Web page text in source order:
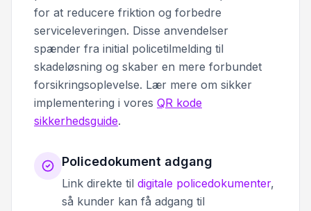
for at reducere friktion og forbedre
serviceleveringen. Disse anvendelser
spænder fra initial policetilmelding til
skadeløsning og skaber en mere forbundet
forsikringsoplevelse. Lær mere om sikker
implementering i vores QR kode
sikkerhedsguide.
Policedokument adgang
Link direkte til digitale policedokumenter,
så kunder kan få adgang til